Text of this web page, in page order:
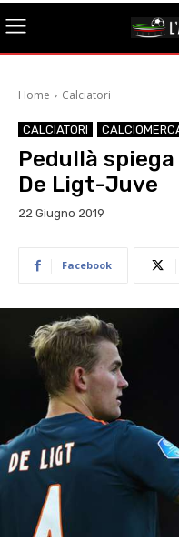
Home Calciatori
CALCIATORI
Pedullà
De Ligt-Juve
22 Giugno 2019
Facebook